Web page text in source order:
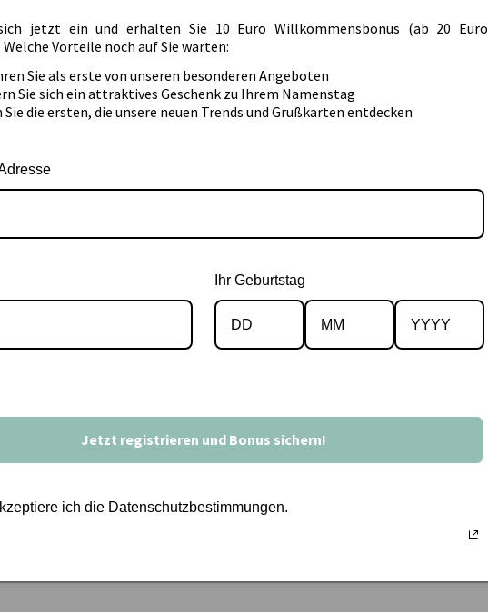
jetzt ein und erhalten Sie 10 Euro Willkommensbonus (ab 20 Euro
Welche Vorteile noch auf Sie warten:
Sie als erste von unseren besonderen Angeboten
Sie sich ein attraktives Geschenk zu Ihrem Namenstag
Sie die ersten, die unsere neuen Trends und Grußkarten entdecken
Ihr Geburtstag
Jetzt registrieren und Bonus sichern!
ich die Datenschutzbestimmungen.